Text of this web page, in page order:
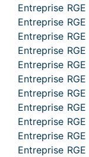
Entreprise
Entreprise
Entreprise
Entreprise
Entreprise
Entreprise
Entreprise
Entreprise
Entreprise
Entreprise
Entreprise